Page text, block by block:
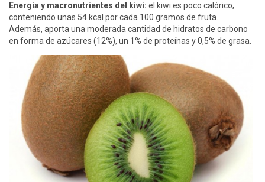
Energía y macronutrientes del kiwi: el kiwi es poco calórico,
conteniendo unas 54 kcal por cada 100 gramos de fruta.
Además, aporta una moderada cantidad de hidratos de carbono
en forma de azúcares (12%), un 1% de proteínas y 0,5% de grasa.